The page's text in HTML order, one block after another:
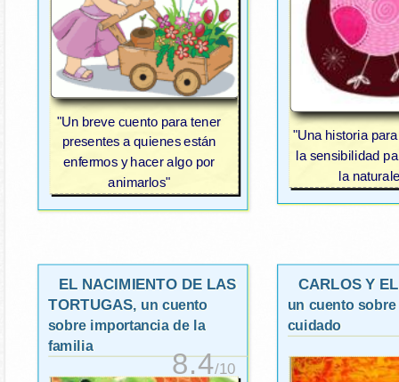
"Un breve cuento para tener
presentes a quienes están
enfermos y hacer algo por
animarlos"
"Una historia
la sensibilidad
la
EL NACIMIENTO DE LAS
TORTUGAS, un cuento
sobre importancia de la
familia
8.4/10
CARLOS Y
un cuento
cuidado